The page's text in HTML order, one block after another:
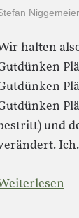
Niggemeier
halten
und